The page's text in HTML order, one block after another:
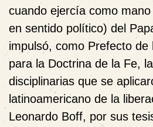
cuando ejercía como
en sentido político) del
impulsó, como Prefecto de
para la Doctrina de la Fe,
disciplinarias que se
latinoamericano de la
Leonardo Boff, por sus